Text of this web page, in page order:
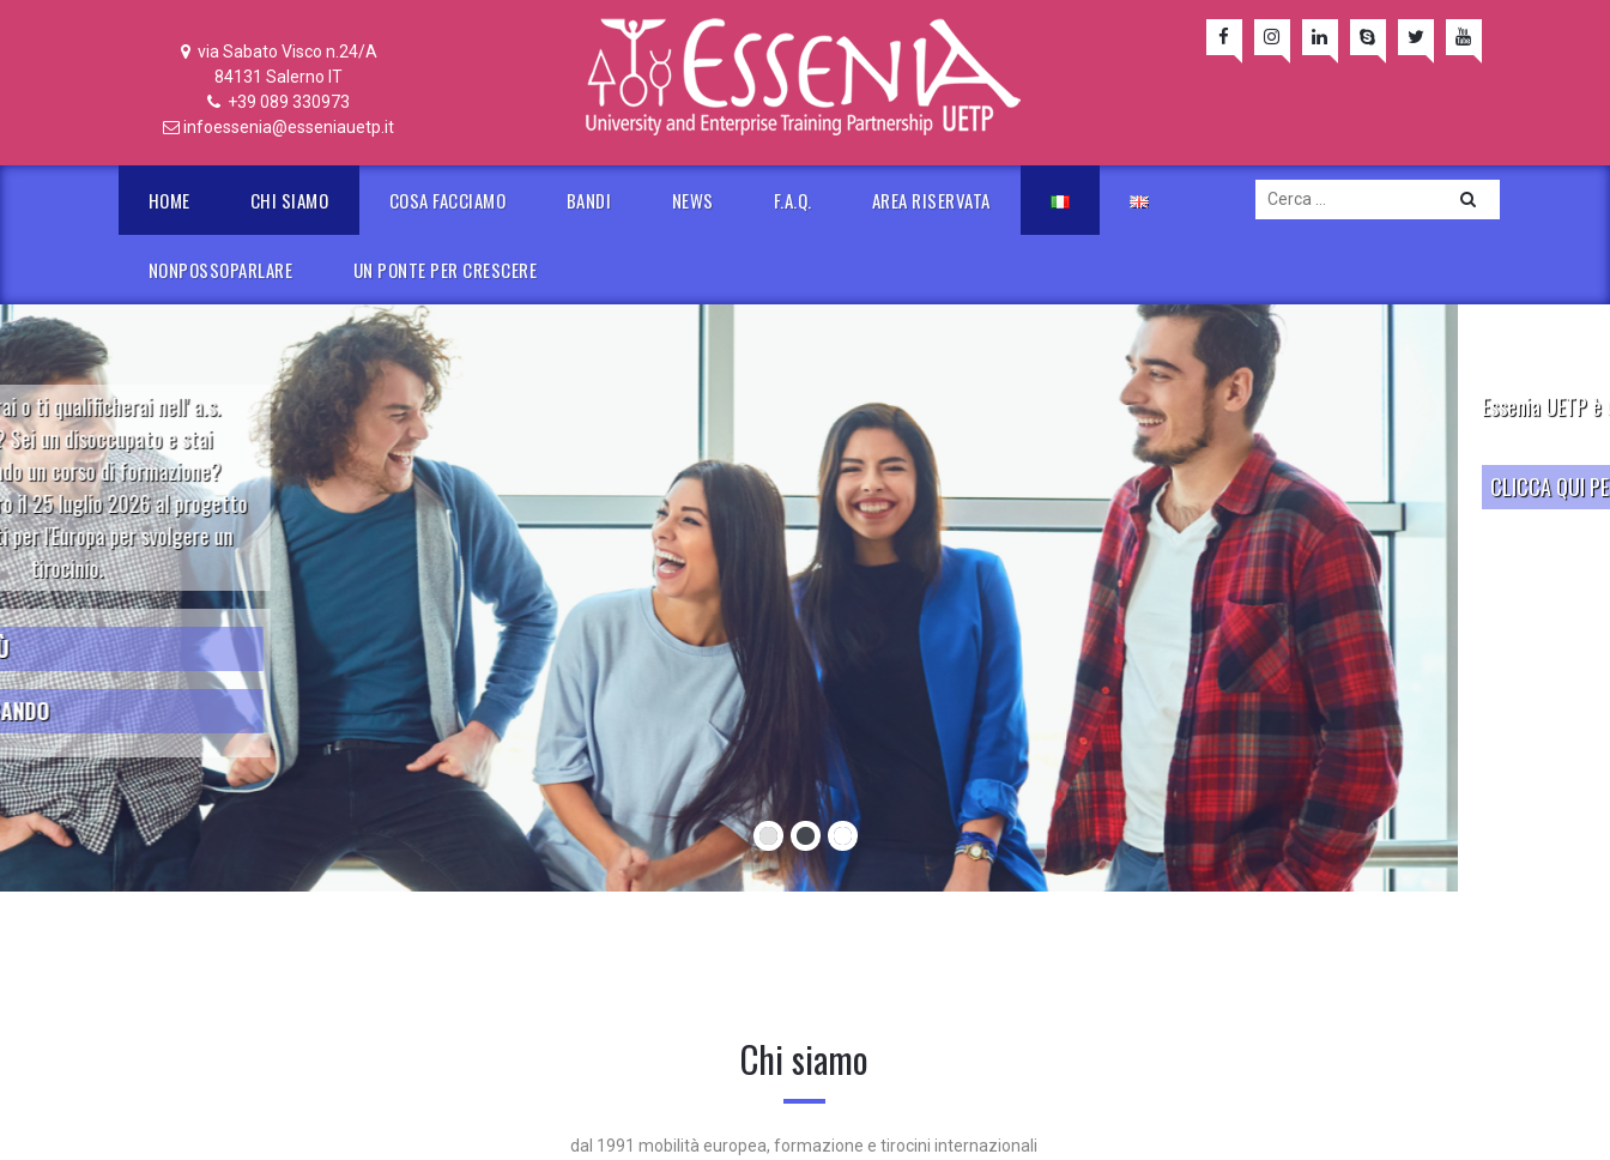
via Sabato Visco n.24/A
84131 Salerno IT
+39 089 330973
infoessenia@esseniauetp.it
HOME CHI SIAMO COSA FACCIAMO BANDI NEWS F.A.Q. AREA RISERVATA
NONPOSSOPARLARE UN PONTE PER CRESCERE
Essenia UETP è Centro Eurodesk
CLICCA QUI PER MAGGIORI INFORMAZIONI
Chi siamo
dal 1991 mobilità europea, formazione e tirocini internazionali